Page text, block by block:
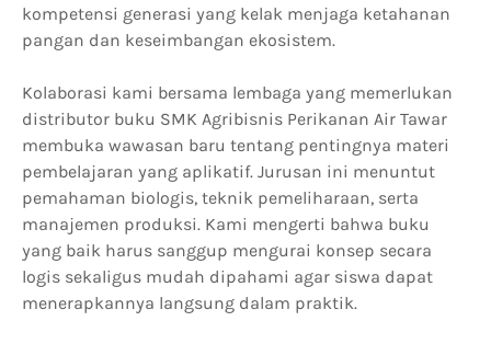
kompetensi generasi yang kelak menjaga ketahanan
pangan dan keseimbangan ekosistem.
Kolaborasi kami bersama lembaga yang memerlukan
distributor buku SMK Agribisnis Perikanan Air Tawar
membuka wawasan baru tentang pentingnya materi
pembelajaran yang aplikatif. Jurusan ini menuntut
pemahaman biologis, teknik pemeliharaan, serta
manajemen produksi. Kami mengerti bahwa buku
yang baik harus sanggup mengurai konsep secara
logis sekaligus mudah dipahami agar siswa dapat
menerapkannya langsung dalam praktik.